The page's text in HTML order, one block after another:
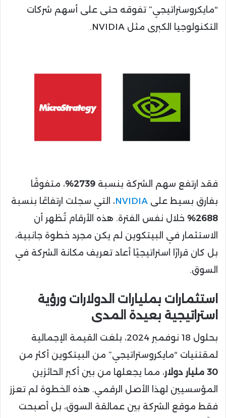
“مايكروستراتيجي” تفوقه حتى على أسهم شركات
التكنولوجيا الكبرى مثل NVIDIA.
فقد ارتفع سهم الشركة بنسبة 2739%
، متفوقًا
بفارق بسيط على NVIDIA، التي سجلت ارتفاعًا بنسبة
2688%
خلال نفس الفترة. هذه الأرقام تُظهر أن
الاستثمار في البيتكوين لم يكن مجرد خطوة جانبية،
بل كان قرارًا استراتيجيًا أعاد تعريف مكانة الشركة في
السوق.
استثمارات بمليارات الدولارات ورؤية
استراتيجية بعيدة المدى
بحلول 18 نوفمبر 2024، بلغت القيمة الإجمالية
لمقتنيات “مايكروستراتيجي” من البيتكوين أكثر من
30 مليار دولار
، مما يجعلها من بين أكبر الحائزين
المؤسسيين لهذا الأصل الرقمي. هذه الخطوة لم تعزز
فقط موقع الشركة بين عمالقة السوق، بل أصبحت